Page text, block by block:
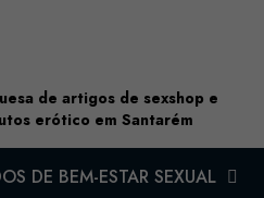
de artigos de sexshop e
erótico em Santarém
DE BEM-ESTAR SEXUAL